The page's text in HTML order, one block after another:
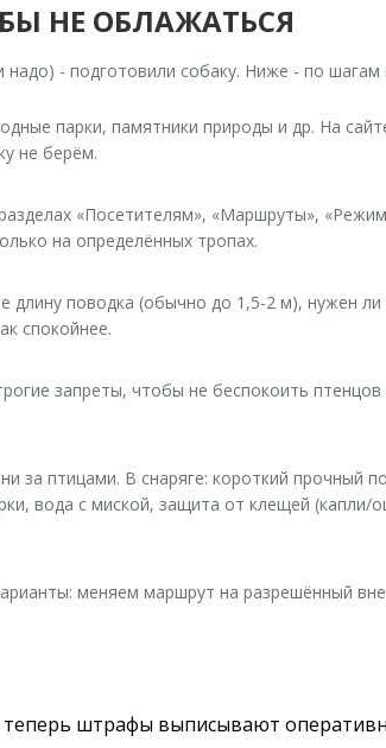
НЕ ОБЛАЖАТЬСЯ
надо) - подготовили собаку. Ниже - по
парки, памятники природы и др. На
не берём.
«Посетителям», «Маршруты»,
на определённых тропах.
длину поводка (обычно до 1,5-2 м), нужен
спокойнее.
запреты, чтобы не беспокоить
за птицами. В снаряге: короткий прочный
вода с миской, защита от клещей (капли/
меняем маршрут на разрешённый
теперь штрафы выписывают